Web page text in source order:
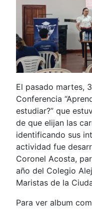
El pasado martes,
Conferencia
estudiar?” que
de que elijan las
identificando sus
actividad fue
Coronel Acosta,
año del Colegio
Maristas de la
Para ver album